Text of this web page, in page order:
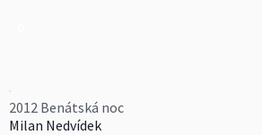
2012 Benátská noc
Milan Nedvídek